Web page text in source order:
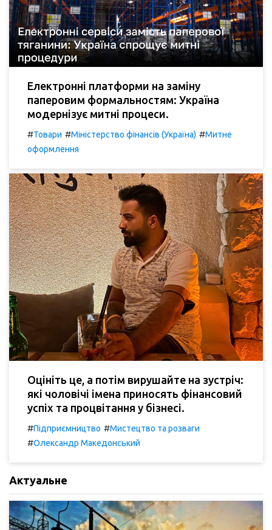
Електронні платформи на заміну
паперовим формальностям: Україна
модернізує митні процеси.
#Товари #Міністерство фінансів (Україна) #Митне
оформлення
Оцініть це, а потім вирушайте на зустріч:
які чоловічі імена приносять фінансовий
успіх та процвітання у бізнесі.
#Підприємництво #Мистецтво та розваги
#Олександр Македонський
Актуальне